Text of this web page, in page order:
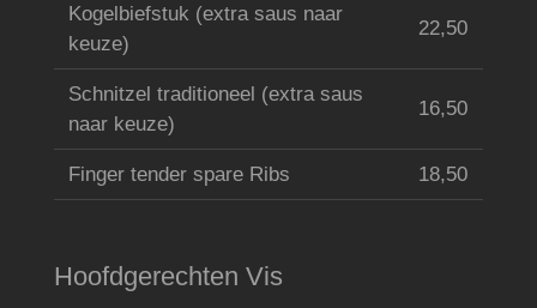
Kogelbiefstuk (extra saus naar
keuze)
22,50
Schnitzel traditioneel (extra saus
naar keuze)
16,50
Finger tender spare Ribs 18,50
Hoofdgerechten Vis